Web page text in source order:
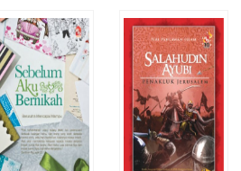
Misteri
Mazarin
Misteri di
The
Misteri
Kehilangan
Lady Frances
Carfax &
Penghormatan
Terakhir: T